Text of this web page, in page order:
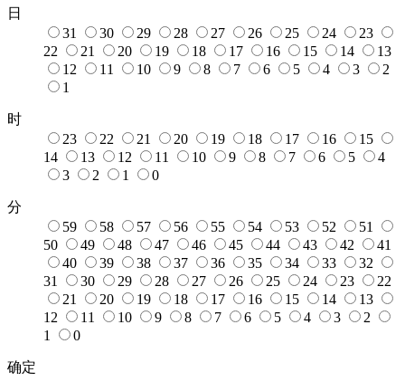
日
31
30 29 28 27 26 25 24
23
22
21 20 19 18 17 16 15 14
13
12
11 10 9 8 7 6 5 4 3
2
1
时
23
22 21 20 19 18 17 16
15
14
13 12 11 10 9 8 7 6 5
4
3
2 1 0
分
59
58 57 56 55 54 53 52
51
50
49 48 47 46 45 44 43 42
41
40
39 38 37 36 35 34 33
32
31
30 29 28 27 26 25 24 23
22
21
20 19 18 17 16 15 14
13
12
11 10 9 8 7 6 5 4 3
2
1
0
确定